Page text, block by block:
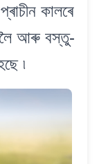
কালৰে
আৰু বস্তু-
৷